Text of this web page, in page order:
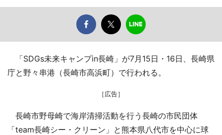
「SDGs未来キャンプin長崎」が7月15日・16日、長崎県
庁と野々串港（長崎市高浜町）で行われる。
［広告］
長崎市野母崎で海岸清掃活動を行う長崎の市民団体
「team長崎シー・クリーン」と熊本県八代市を中心に球